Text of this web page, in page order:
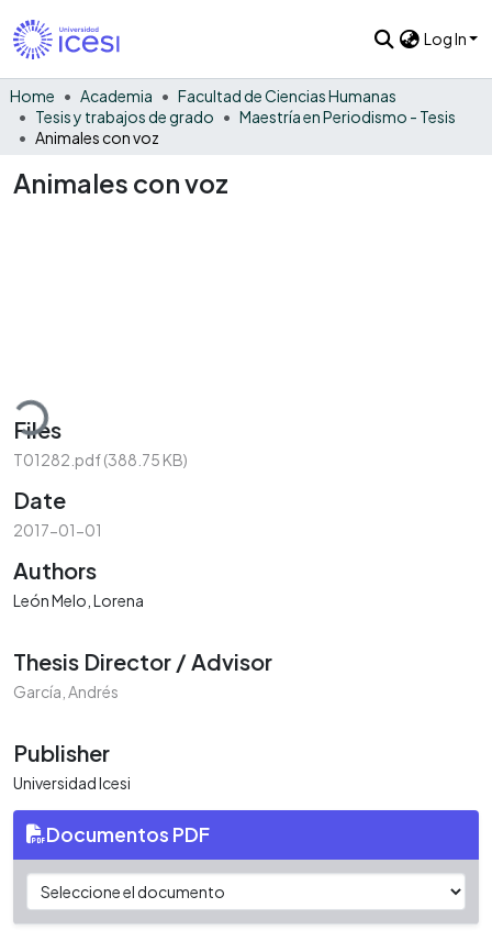
Log In
Home Academia
Facultad de Ciencias Humanas
Tesis y trabajos de grado
Maestría en Periodismo - Tesis
Animales con voz
Animales con voz
Files
T01282.pdf(388.75 KB)
Date
2017-01-01
Authors
León Melo, Lorena
Thesis Director / Advisor
García, Andrés
Publisher
Universidad Icesi
Documentos PDF